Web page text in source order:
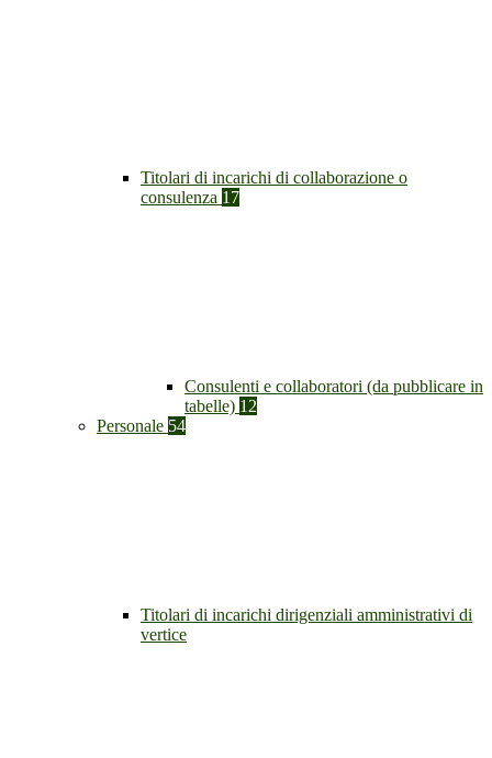
Titolari di incarichi di collaborazione o
consulenza 17
Consulenti e collaboratori (da pubblicare in
tabelle) 12
Personale 54
Titolari di incarichi dirigenziali amministrativi di
vertice